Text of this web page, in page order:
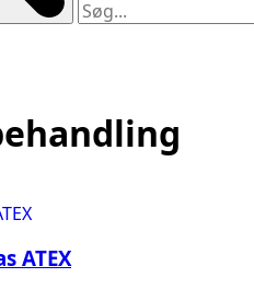
ATEX